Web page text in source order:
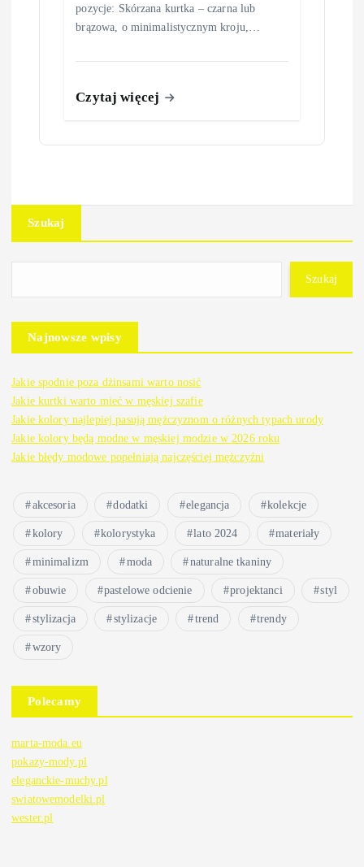
pozycje: Skórzana kurtka – czarna lub
brązowa, o minimalistycznym kroju,…
Czytaj więcej
Szukaj
Szukaj
Najnowsze wpisy
Jakie spodnie poza dżinsami warto nosić
Jakie kurtki warto mieć w męskiej szafie
Jakie kolory najlepiej pasują mężczyznom o różnych typach urody
Jakie kolory będą modne w męskiej modzie w 2026 roku
Jakie błędy modowe popełniają najczęściej mężczyźni
akcesoria dodatki elegancja kolekcje
kolory kolorystyka lato 2024 materiały
minimalizm moda naturalne tkaniny
obuwie pastelowe odcienie projektanci styl
stylizacja stylizacje trend trendy
wzory
Polecamy
marta-moda.eu
pokazy-mody.pl
eleganckie-muchy.pl
swiatowemodelki.pl
wester.pl